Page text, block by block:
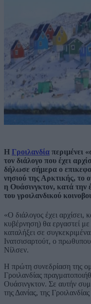
Η Γροιλανδία περιμένει
τον διάλογο που έχει
δήλωσε σήμερα ο
νησιού της Αρκτικής, το
η Ουάσινγκτον, κατά την
του γροιλανδικού
«Ο διάλογος έχει αρχίσει,
κυβέρνηση) θα εργαστεί
καταλήξει σε
Ινατσισαρτούτ, ο
Νίλσεν.
Η πρώτη συνεδρίαση της
Γροιλανδίας
Ουάσινγκτον. Σε αυτήν
της Δανίας, της